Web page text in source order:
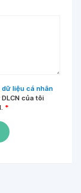
dữ liệu cá nhân
của tôi
*